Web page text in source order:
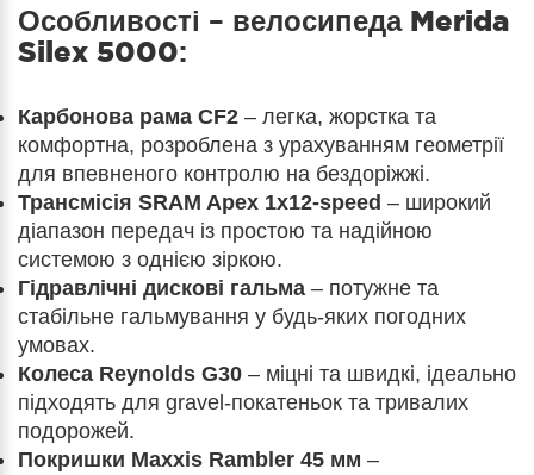
Особливості – велосипеда Merida
Silex 5000:
Карбонова рама CF2 – легка, жорстка та
комфортна, розроблена з урахуванням геометрії
для впевненого контролю на бездоріжжі.
Трансмісія SRAM Apex 1x12-speed – широкий
діапазон передач із простою та надійною
системою з однією зіркою.
Гідравлічні дискові гальма – потужне та
стабільне гальмування у будь-яких погодних
умовах.
Колеса Reynolds G30 – міцні та швидкі, ідеально
підходять для gravel-покатеньок та тривалих
подорожей.
Покришки Maxxis Rambler 45 мм –